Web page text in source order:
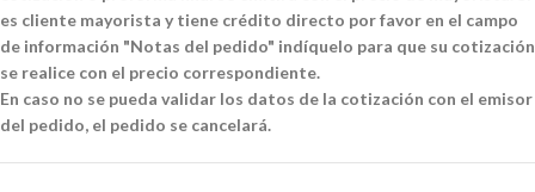
es cliente mayorista y tiene crédito directo por favor en el campo
de información "Notas del pedido" indíquelo para que su cotización
se realice con el precio correspondiente.
En caso no se pueda validar los datos de la cotización con el emisor
del pedido, el pedido se cancelará.